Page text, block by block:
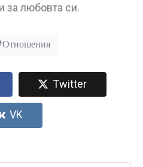
за любовта си.
Twitter
VK